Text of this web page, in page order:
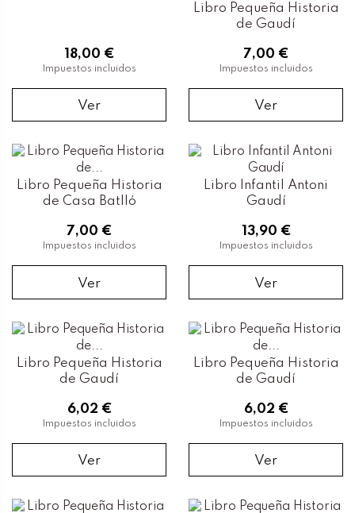
18,00 €
Impuestos incluidos
Ver
Libro Pequeña Historia
de Gaudí
7,00 €
Impuestos incluidos
Ver
Libro Pequeña Historia
de Casa Batlló
7,00 €
Impuestos incluidos
Ver
Libro Infantil Antoni
Gaudí
13,90 €
Impuestos incluidos
Ver
Libro Pequeña Historia
de Gaudí
6,02 €
Impuestos incluidos
Ver
Libro Pequeña Historia
de Gaudí
6,02 €
Impuestos incluidos
Ver